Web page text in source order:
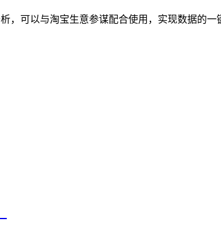
，可以与淘宝生意参谋配合使用，实现数据的